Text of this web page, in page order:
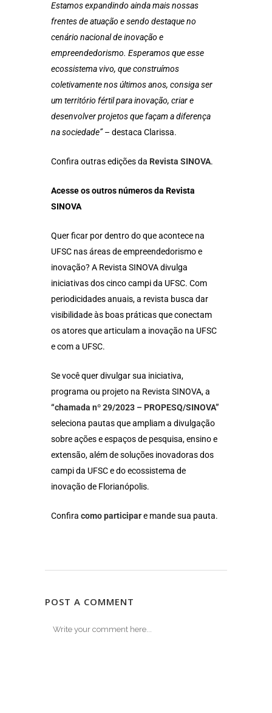
Estamos expandindo ainda mais nossas
frentes de atuação e sendo destaque no
cenário nacional de inovação e
empreendedorismo. Esperamos que esse
ecossistema vivo, que construímos
coletivamente nos últimos anos, consiga ser
um território fértil para inovação, criar e
desenvolver projetos que façam a diferença
na sociedade”– destaca Clarissa.
Confira outras edições da Revista SINOVA.
Acesse os outros números da Revista
SINOVA
Quer ficar por dentro do que acontece na
UFSC nas áreas de empreendedorismo e
inovação? A Revista SINOVA divulga
iniciativas dos cinco campi da UFSC. Com
periodicidades anuais, a revista busca dar
visibilidade às boas práticas que conectam
os atores que articulam a inovação na UFSC
e com a UFSC.
Se você quer divulgar sua iniciativa,
programa ou projeto na Revista SINOVA, a
“chamada nº 29/2023 – PROPESQ/SINOVA”
seleciona pautas que ampliam a divulgação
sobre ações e espaços de pesquisa, ensino e
extensão, além de soluções inovadoras dos
campi da UFSC e do ecossistema de
inovação de Florianópolis.
Confira como participare mande sua pauta.
POST A COMMENT